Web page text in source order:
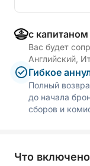
с капитаном
Вас будет
Английский,
Гибкое
Полный
до начала
сборов и
Что включено